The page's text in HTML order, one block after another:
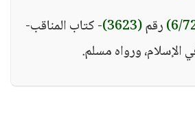
رقم(3623)
- كتاب المناقب-
الإسلام، ورواه مسلم.